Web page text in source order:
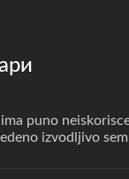
ima puno
izvodljivo sem